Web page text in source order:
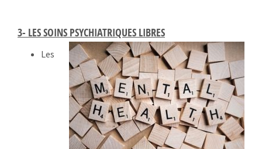
3- LES SOINS PSYCHIATRIQUES LIBRES
Les